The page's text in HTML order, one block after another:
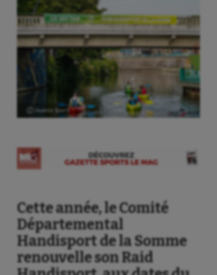
Auto
Balle à la main
Ballon au poing
Baseball
Billard
Ⓒ Gazette Sports
Cette année, le Comité
Départemental
Handisport de la Somme
renouvelle son Raid